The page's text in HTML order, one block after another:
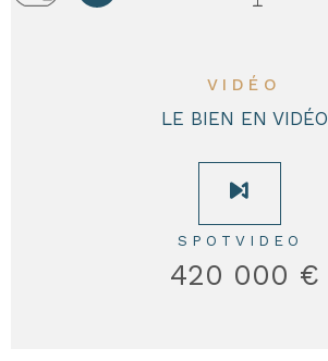
VIDÉO
LE BIEN EN VIDÉO
SPOTVIDEO
420 000 €